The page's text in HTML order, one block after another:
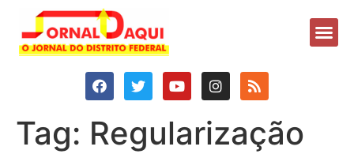
Tag: Regularização